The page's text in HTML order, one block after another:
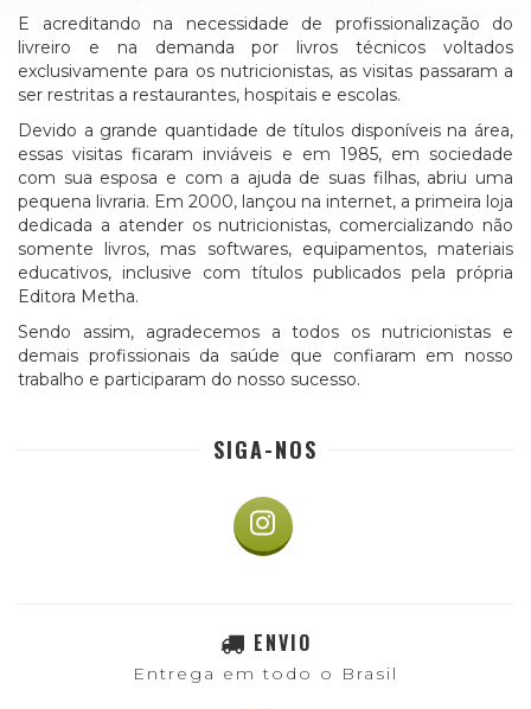
E acreditando na necessidade de profissionalização do
livreiro e na demanda por livros técnicos voltados
exclusivamente para os nutricionistas, as visitas passaram a
ser restritas a restaurantes, hospitais e escolas.
Devido a grande quantidade de títulos disponíveis na área,
essas visitas ficaram inviáveis e em 1985, em sociedade
com sua esposa e com a ajuda de suas filhas, abriu uma
pequena livraria. Em 2000, lançou na internet, a primeira loja
dedicada a atender os nutricionistas, comercializando não
somente livros, mas softwares, equipamentos, materiais
educativos, inclusive com títulos publicados pela própria
Editora Metha.
Sendo assim, agradecemos a todos os nutricionistas e
demais profissionais da saúde que confiaram em nosso
trabalho e participaram do nosso sucesso.
SIGA-NOS
ENVIO
Entrega em todo o Brasil